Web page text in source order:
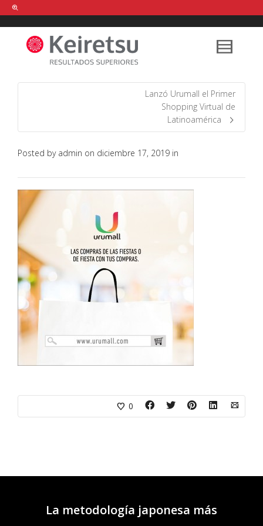
Help me Dante! I'm looking for new
shirts in a size medium
that cost
between £ . Show me all the
items, from the brandour legacy.
Lanzó Urumall el Primer
Shopping Virtual de
Latinoamérica
Posted by admin on diciembre 17, 2019 in
0
La metodología japonesa más